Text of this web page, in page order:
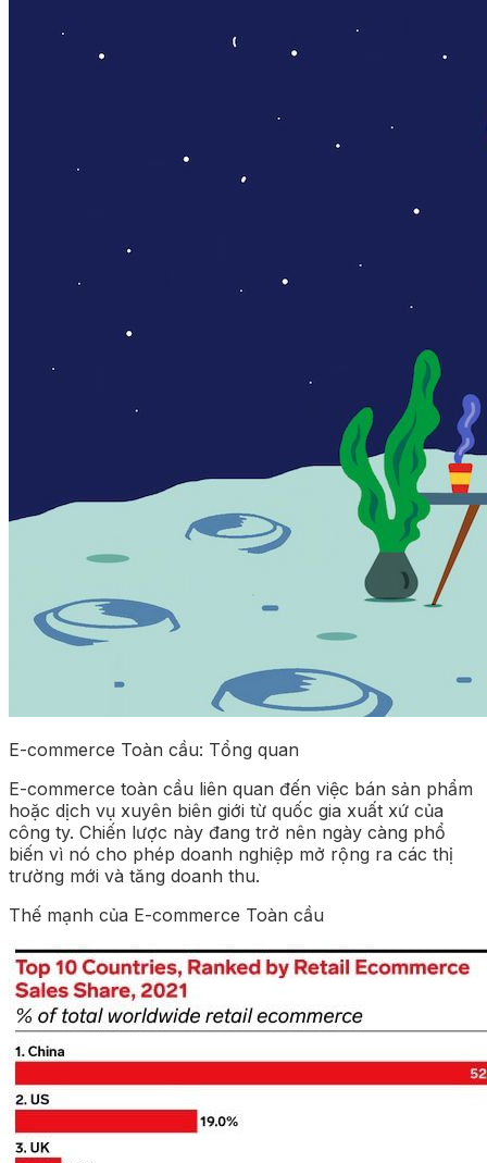
E-commerce Toàn cầu: Tổng quan
E-commerce toàn cầu liên quan đến việc bán sản phẩm
hoặc dịch vụ xuyên biên giới từ quốc gia xuất xứ của
công ty. Chiến lược này đang trở nên ngày càng phổ
biến vì nó cho phép doanh nghiệp mở rộng ra các thị
trường mới và tăng doanh thu.
Thế mạnh của E-commerce Toàn cầu